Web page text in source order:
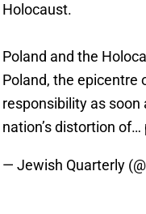
Holocaust.
Poland and the
Poland, the epicentre
responsibility as
nation’s distortion of…
— Jewish Quarterly